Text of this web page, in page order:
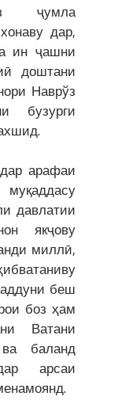
ҷумла
дар,
ин ҷашни
доштани
Наврўз
бузурги
арафаи
давлатии
якҷову
миллӣ,
беш
боз ҳам
Ватани
баланд
арсаи